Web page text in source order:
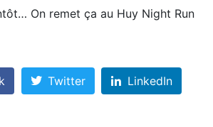
On remet ça au Huy Night Run
Twitter LinkedIn